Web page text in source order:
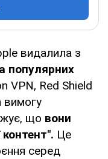
видалила з
популярних
VPN, Red Shield
вимогу
що вони
контент". Це
серед